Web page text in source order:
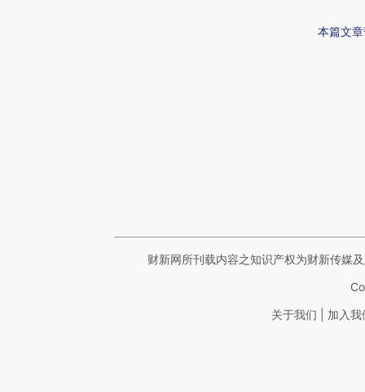
本篇文
财新网所刊载内容之知识产权为财新传媒
关于我们 加入我